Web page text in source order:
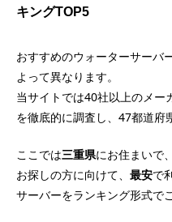
キングTOP5
おすすめのウォーターサーバ
よって異なります。
当サイトでは40社以上のメー
を徹底的に調査し、47都道府
ここでは三重県にお住まいで、
お探しの方に向けて、 最安で
サーバーをランキング形式で